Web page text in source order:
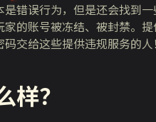
是错误行为，但是还会找到
的账号被冻结、被封禁。
交给这些提供违规服务的人！
？